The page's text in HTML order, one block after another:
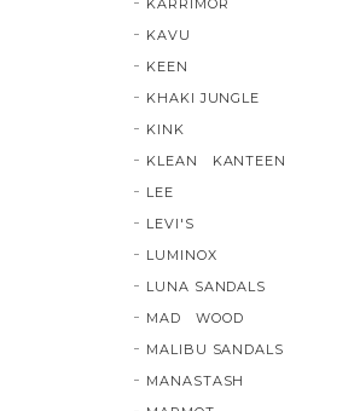
KARRIMOR
KAVU
KEEN
KHAKI JUNGLE
KINK
KLEAN KANTEEN
LEE
LEVI'S
LUMINOX
LUNA SANDALS
MAD WOOD
MALIBU SANDALS
MANASTASH